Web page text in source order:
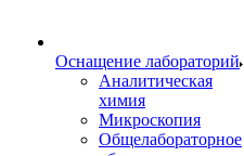
Оснащение лабораторий
Аналитическая
химия
Микроскопия
Общелабораторное